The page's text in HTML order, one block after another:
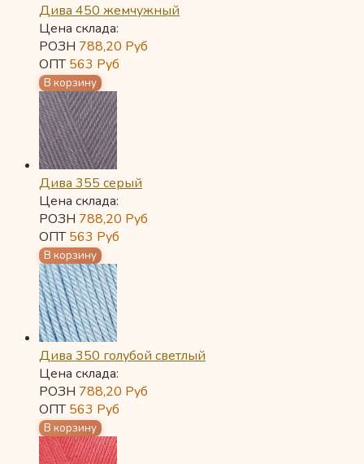
Дива 450 жемчужный
Цена склада:
РОЗН 788,20 Руб
ОПТ563 Руб
Дива 355 серый
Цена склада:
РОЗН 788,20 Руб
ОПТ563 Руб
Дива 350 голубой светлый
Цена склада:
РОЗН 788,20 Руб
ОПТ563 Руб